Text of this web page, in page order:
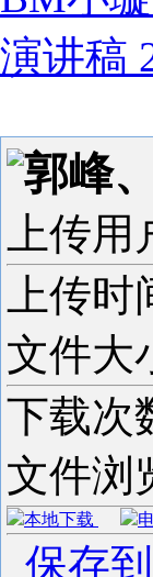
演讲稿
郭峰
上传用
上传时
文件大
下载次
文件浏
本地下载
保存